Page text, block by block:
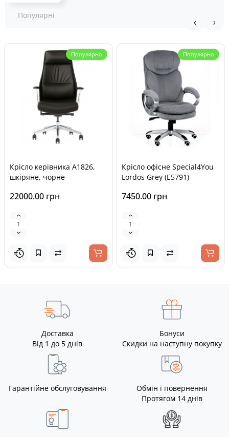
Популярні
Популярно
Крісло керівника A1826,
шкіряне, чорне
22000.00 грн
Популярно
Крісло офісне Special4You
Lordos Grey (E5791)
7450.00 грн
Доставка
Від 1 до 5 днів
Бонуси
Скидки на наступну покупку
Гарантійне обслуговування
Обмін і повернення
Протягом 14 днів